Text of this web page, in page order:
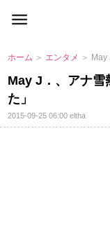
ホーム ＞ エンタメ ＞
May J．、アナ雪
た」
2015-09-25 06:00eltha